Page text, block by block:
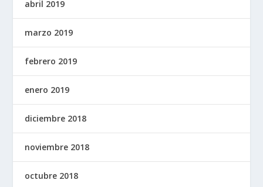
abril 2019
marzo 2019
febrero 2019
enero 2019
diciembre 2018
noviembre 2018
octubre 2018